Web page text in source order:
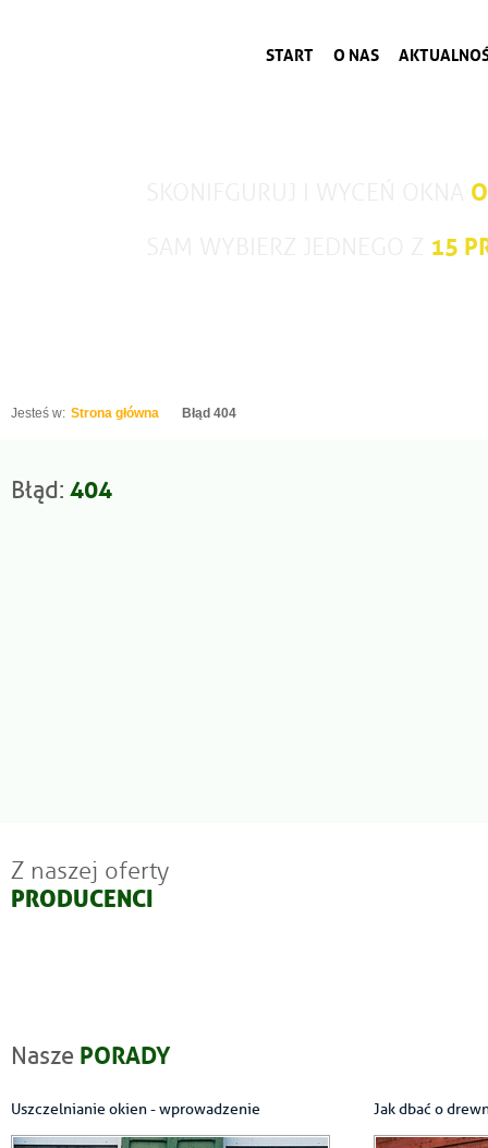
START O NAS
15
Jesteś w: Strona główna Błąd 404
Błąd: 404
Z naszej oferty
PRODUCENCI
Nasze PORADY
Uszczelnianie okien - wprowadzenie Jak dbać o